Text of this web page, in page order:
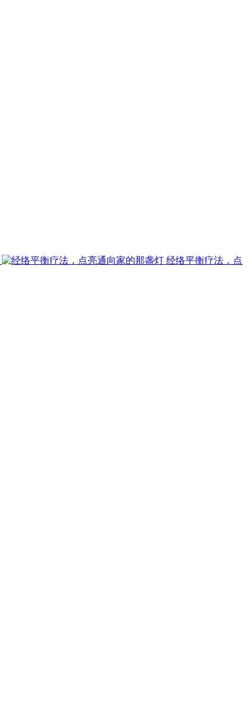
经络平衡疗法，点